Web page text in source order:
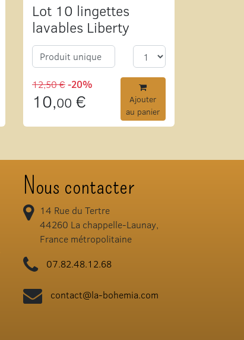
Lot 10 lingettes
lavables Liberty
Produit unique
12,50 €-20%
10,00 €
Ajouter
au panier
Nous contacter
14 Rue du Tertre
44260 La chappelle-Launay,
France métropolitaine
07.82.48.12.68
contact@la-bohemia.com